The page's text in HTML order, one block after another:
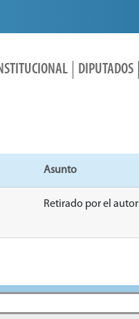
DIPUTADOS
Asunto
Retirado por el autor